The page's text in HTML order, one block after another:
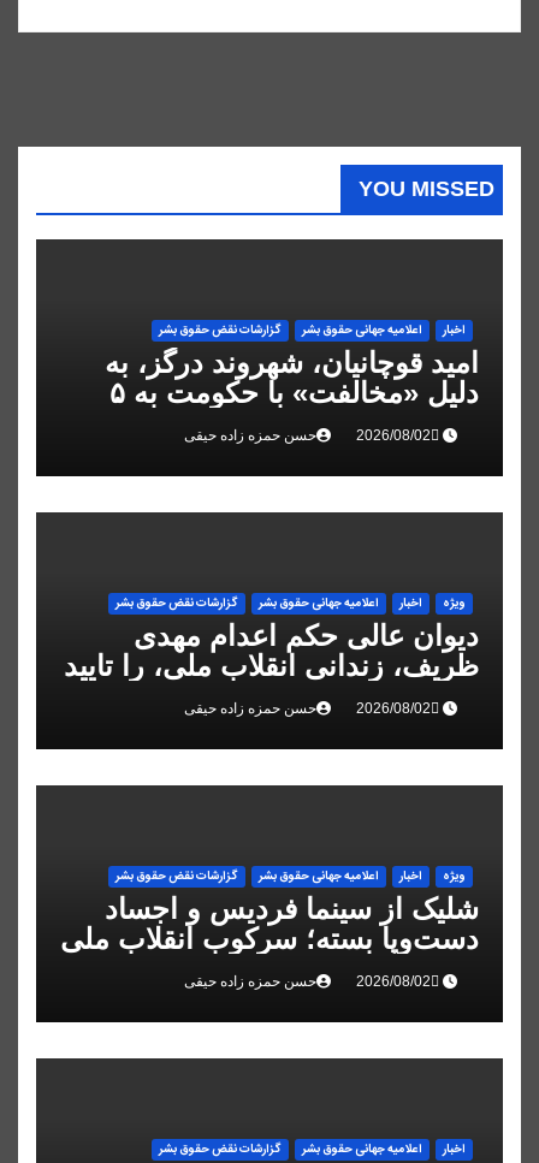
YOU MISSED
اخبار اعلاميه جهانی حقوق بشر گزارشات نقض حقوق بشر
امید قوچانیان، شهروند درگز، به
دلیل «مخالفت» با حکومت به ۵
سال زندان محکوم شد
حسن حمزه زاده حیقی
ویژه اخبار اعلاميه جهانی حقوق بشر گزارشات نقض حقوق بشر
دیوان عالی حکم اعدام مهدی
ظریف، زندانی انقلاب ملی، را تایید
کرد
حسن حمزه زاده حیقی
ویژه اخبار اعلاميه جهانی حقوق بشر گزارشات نقض حقوق بشر
شلیک از سینما فردیس و اجساد
دست‌وپا بسته؛ سرکوب انقلاب ملی
در البرز
حسن حمزه زاده حیقی
اخبار اعلاميه جهانی حقوق بشر گزارشات نقض حقوق بشر